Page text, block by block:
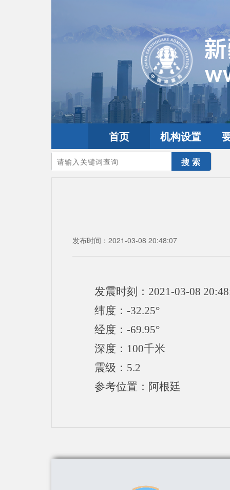
首页 机构设置
您的当前位置：首页>地震频道 全球震讯
发布时间：2021-03-08 20:48:07
发震时刻：2021-03-08
纬度：-32.25°
经度：-69.95°
深度：100千米
震级：5.2
参考位置：阿根廷